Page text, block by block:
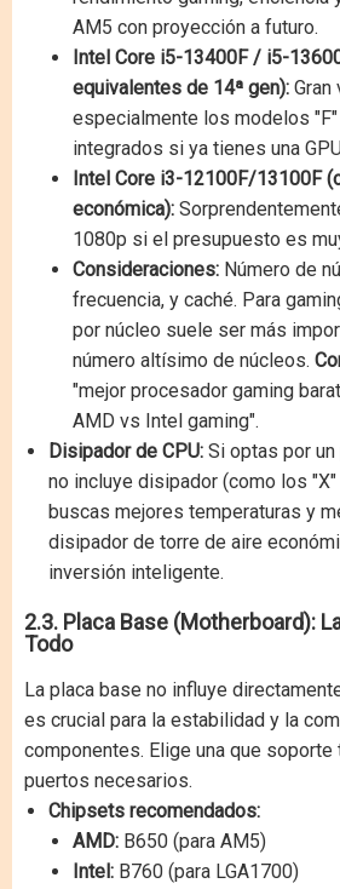
AM5 con proyección a futuro.
Intel Core i5-13400F / i5-
equivalentes de 14ª gen): Gran
especialmente los modelos
integrados si ya tienes una
Intel Core i3-12100F/13100F
económica):
1080p si el presupuesto es
Consideraciones: Número de
frecuencia, y caché. Para
por núcleo suele ser más
número altísimo de núcleos.
"mejor procesador gaming
AMD vs Intel gaming".
Disipador de CPU: Si optas por
no incluye disipador (como los "X"
buscas mejores temperaturas y
disipador de torre de aire
inversión inteligente.
2.3. Placa Base (Motherboard):
Todo
La placa base no influye
es crucial para la estabilidad y la
componentes. Elige una que soporte
puertos necesarios.
Chipsets recomendados:
AMD: B650 (para AM5)
Intel: B760 (para LGA1700)